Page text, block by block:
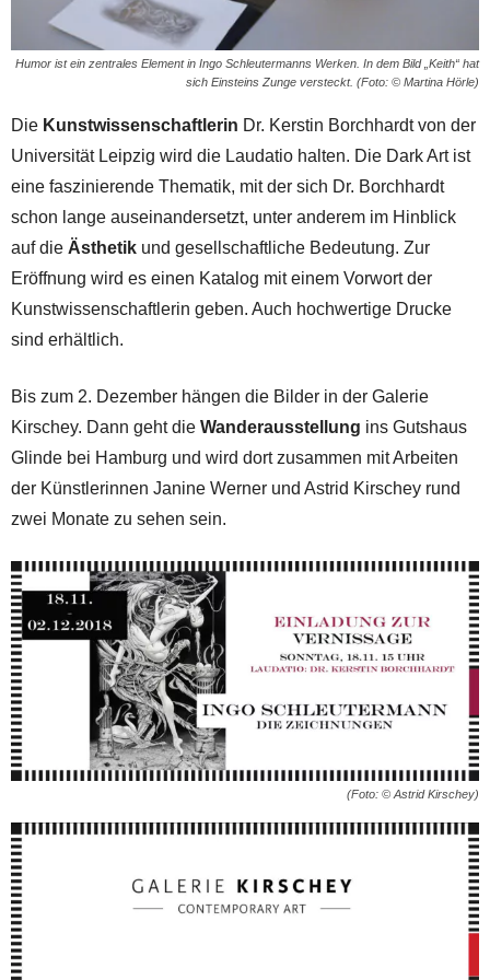
Humor ist ein zentrales Element in Ingo Schleutermanns Werken. In dem Bild „Keith“ hat
sich Einsteins Zunge versteckt. (Foto: © Martina Hörle)
Die Kunstwissenschaftlerin Dr. Kerstin Borchhardt von der
Universität Leipzig wird die Laudatio halten. Die Dark Art ist
eine faszinierende Thematik, mit der sich Dr. Borchhardt
schon lange auseinandersetzt, unter anderem im Hinblick
auf die Ästhetik und gesellschaftliche Bedeutung. Zur
Eröffnung wird es einen Katalog mit einem Vorwort der
Kunstwissenschaftlerin geben. Auch hochwertige Drucke
sind erhältlich.
Bis zum 2. Dezember hängen die Bilder in der Galerie
Kirschey. Dann geht die Wanderausstellung ins Gutshaus
Glinde bei Hamburg und wird dort zusammen mit Arbeiten
der Künstlerinnen Janine Werner und Astrid Kirschey rund
zwei Monate zu sehen sein.
(Foto: © Astrid Kirschey)